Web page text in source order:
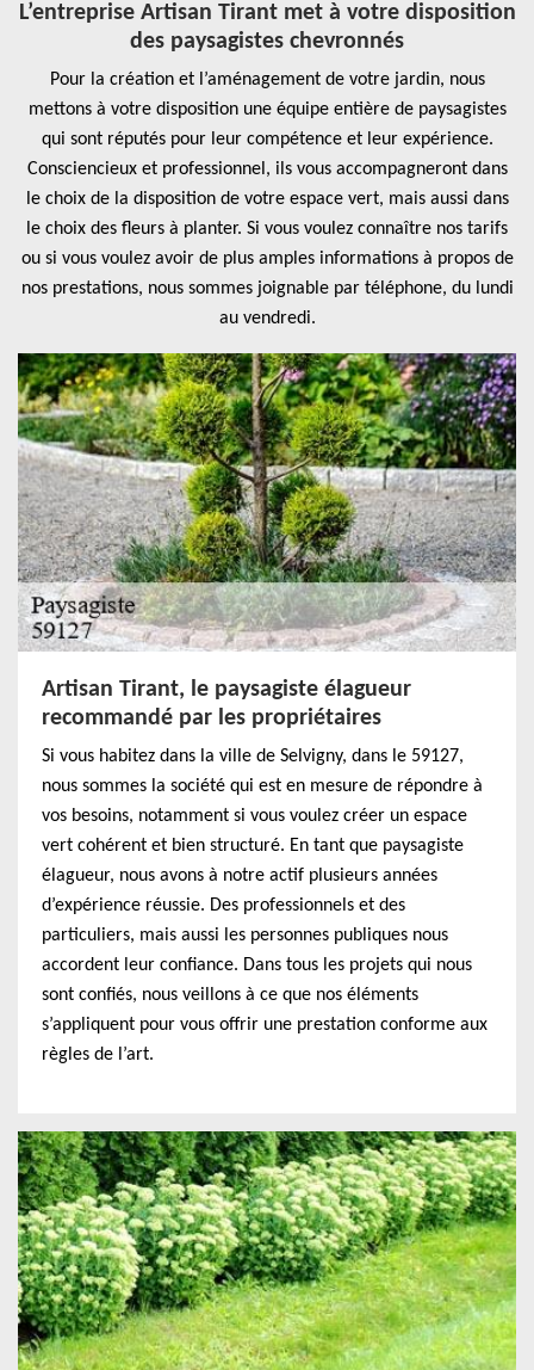
L’entreprise Artisan Tirant met à votre disposition
des paysagistes chevronnés
Pour la création et l’aménagement de votre jardin, nous
mettons à votre disposition une équipe entière de paysagistes
qui sont réputés pour leur compétence et leur expérience.
Consciencieux et professionnel, ils vous accompagneront dans
le choix de la disposition de votre espace vert, mais aussi dans
le choix des fleurs à planter. Si vous voulez connaître nos tarifs
ou si vous voulez avoir de plus amples informations à propos de
nos prestations, nous sommes joignable par téléphone, du lundi
au vendredi.
Artisan Tirant, le paysagiste élagueur
recommandé par les propriétaires
Si vous habitez dans la ville de Selvigny, dans le 59127,
nous sommes la société qui est en mesure de répondre à
vos besoins, notamment si vous voulez créer un espace
vert cohérent et bien structuré. En tant que paysagiste
élagueur, nous avons à notre actif plusieurs années
d’expérience réussie. Des professionnels et des
particuliers, mais aussi les personnes publiques nous
accordent leur confiance. Dans tous les projets qui nous
sont confiés, nous veillons à ce que nos éléments
s’appliquent pour vous offrir une prestation conforme aux
règles de l’art.